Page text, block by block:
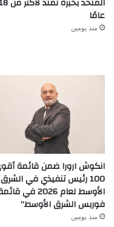
عامًا
منذ يومين
انكوش ارورا ضمن قائمة
100 رئيس تنفيذي في الشرق
الأوسط لعام 2026 في
فوربس الشرق الأوسط”
منذ يومين